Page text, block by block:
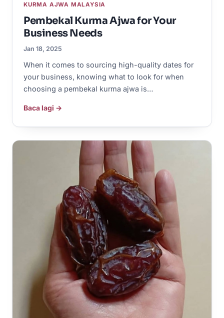
KURMA AJWA MALAYSIA
Pembekal Kurma Ajwa for Your
Business Needs
Jan 18, 2025
When it comes to sourcing high-quality dates for
your business, knowing what to look for when
choosing a pembekal kurma ajwa is…
Baca lagi →